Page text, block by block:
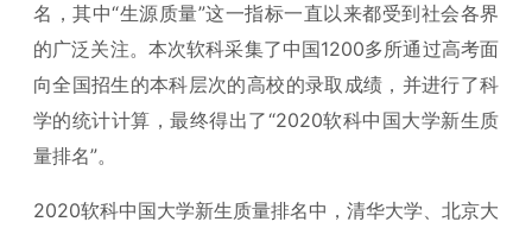
名，其中“生源质量”这一指标一直以来都受到社会各界
的广泛关注。本次软科采集了中国1200多所通过高考面
向全国招生的本科层次的高校的录取成绩，并进行了科
学的统计计算，最终得出了“2020软科中国大学新生质
量排名”。
2020软科中国大学新生质量排名中，清华大学、北京大